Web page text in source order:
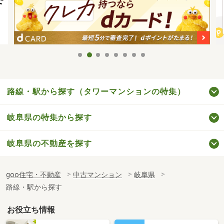
路線・駅から探す（タワーマンションの特集）
岐阜県の特集から探す
岐阜県の不動産を探す
goo住宅・不動産 中古マンション
岐阜県
路線・駅から探す
お役立ち情報